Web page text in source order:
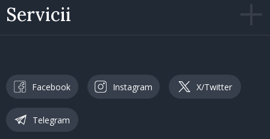
Servicii
Facebook Instagram X/Twitter
Telegram